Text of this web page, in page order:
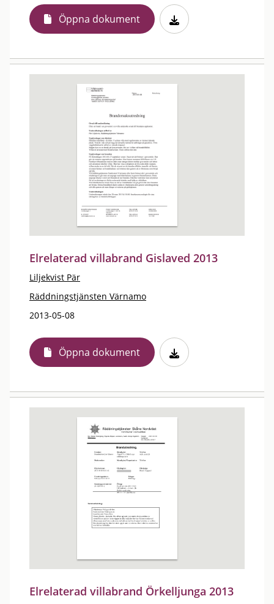
Öppna dokument
Elrelaterad villabrand Gislaved 2013
Liljekvist Pär
Räddningstjänsten Värnamo
2013-05-08
Öppna dokument
Elrelaterad villabrand Örkelljunga 2013